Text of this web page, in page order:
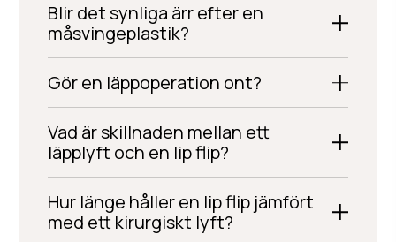
Blir det synliga ärr efter en
måsvingeplastik?
Gör en läppoperation ont?
Vad är skillnaden mellan ett
läpplyft och en lip flip?
Hur länge håller en lip flip jämfört
med ett kirurgiskt lyft?